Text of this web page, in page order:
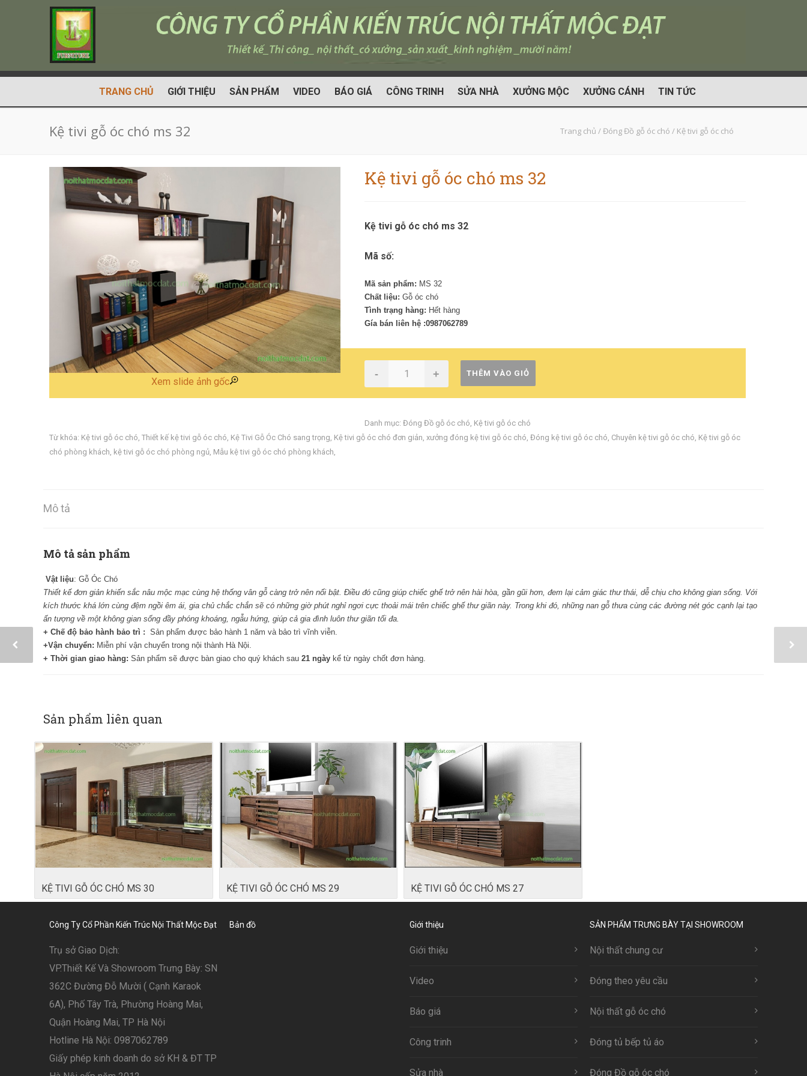
TRANG CHỦ GIỚI THIỆU SẢN PHẨM VIDEO BÁO GIÁ CÔNG TRINH SỬA NHÀ XƯỞNG MỘC XƯỞNG CÁNH TIN TỨC
Kệ tivi gỗ óc chó ms 32 Trang chủ /Đóng Đồ gỗ óc chó / Kệ tivi gỗ óc chó
Xem slide ảnh gốc
Kệ tivi gỗ óc chó ms 32
Kệ tivi gỗ óc chó ms 32
Mã số:
Mã sản phẩm: MS 32
Chất liệu: Gỗ óc chó
Tình trạng hàng: Hết hàng
Gía bán liên hệ :0987062789
- + THÊM VÀO GIỎ
Danh mục: Đóng Đồ gỗ óc chó, Kệ tivi gỗ óc chó
Từ khóa: Kệ tivi gỗ óc chó, Thiết kế kệ tivi gỗ óc chó, Kệ Tivi Gỗ Óc Chó sang trọng, Kệ tivi gỗ óc chó đơn giản, xưởng đóng kệ tivi gỗ óc chó, Đóng kệ tivi gỗ óc chó, Chuyên kệ tivi gỗ óc chó, Kệ tivi gỗ óc
chó phòng khách, kệ tivi gỗ óc chó phòng ngủ, Mẫu kệ tivi gỗ óc chó phòng khách,
Mô tả
Mô tả sản phẩm
Vật liệu: Gỗ Óc Chó
Thiết kế đơn giản khiến sắc nâu mộc mạc cùng hệ thống vân gỗ càng trở nên nổi bật. Điều đó cũng giúp chiếc ghế trở nên hài hòa, gần gũi hơn, đem lại cảm giác thư thái, dễ chịu cho không gian sống. Với
kích thước khá lớn cùng đệm ngồi êm ái, gia chủ chắc chắn sẽ có những giờ phút nghỉ ngơi cực thoải mái trên chiếc ghế thư giãn này. Trong khi đó, những nan gỗ thưa cùng các đường nét góc cạnh lại tạo
ấn tượng về một không gian sống đầy phóng khoáng, ngẫu hứng, giúp cả gia đình luôn thư giãn tối đa.
+ Chế độ bảo hành bảo trì : Sản phẩm được bảo hành 1 năm và bảo trì vĩnh viễn.
+Vận chuyển: Miễn phí vận chuyển trong nội thành Hà Nội.
+ Thời gian giao hàng: Sản phẩm sẽ được bàn giao cho quý khách sau 21 ngày kể từ ngày chốt đơn hàng.
Sản phẩm liên quan
KỆ TIVI GỖ ÓC CHÓ MS 30 KỆ TIVI GỖ ÓC CHÓ MS 29 KỆ TIVI GỖ ÓC CHÓ MS 27
Công Ty Cổ Phần Kiến Trúc Nội Thất Mộc Đạt
Trụ sở Giao Dịch:
VP.Thiết Kế Và Showroom Trưng Bày: SN
362C Đường Đỗ Mười ( Cạnh Karaok
6A), Phố Tây Trà, Phường Hoàng Mai,
Quận Hoàng Mai, TP Hà Nội
Hotline Hà Nội: 0987062789
Giấy phép kinh doanh do sở KH & ĐT TP
Bản đồ Giới thiệu
Giới thiệu
Video
Báo giá
Công trinh
Sửa nhà
SẢN PHẨM TRƯNG BÀY TẠI SHOWROOM
Nội thất chung cư
Đóng theo yêu cầu
Nội thất gỗ óc chó
Đóng tủ bếp tủ áo
Đóng Đồ gỗ óc chó